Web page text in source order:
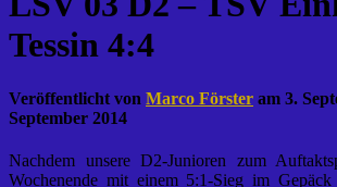
Tessin 4:4
Veröffentlicht von Marco Förster am 3.
September 2014
Nachdem unsere D2-Junioren zum
Wochenende mit einem 5:1-Sieg im